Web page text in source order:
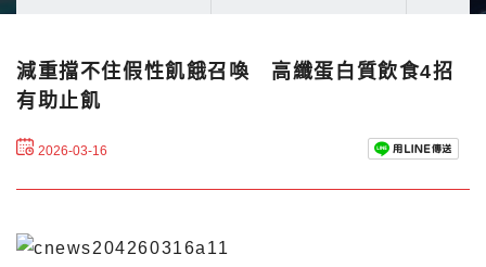
減重擋不住假性飢餓召喚 高纖蛋白質飲食4招
有助止飢
2026-03-16